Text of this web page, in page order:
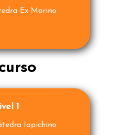
Ex Marino
1
Iapichino